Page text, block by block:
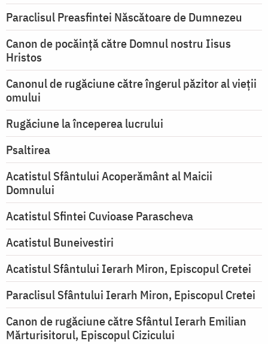
Paraclisul Preasfintei Născătoare de Dumnezeu
Canon de pocăință către Domnul nostru Iisus
Hristos
Canonul de rugăciune către îngerul păzitor al vieții
omului
Rugăciune la începerea lucrului
Psaltirea
Acatistul Sfântului Acoperământ al Maicii
Domnului
Acatistul Sfintei Cuvioase Parascheva
Acatistul Buneivestiri
Acatistul Sfântului Ierarh Miron, Episcopul Cretei
Paraclisul Sfântului Ierarh Miron, Episcopul Cretei
Canon de rugăciune către Sfântul Ierarh Emilian
Mărturisitorul, Episcopul Cizicului